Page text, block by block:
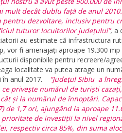
mult decât dublu față de anul
dezvoltare, inclusiv pentru
tuturor locuitorilor județului”, a
au estimate că infrastructura
vor fi amenajați aproape 19.300
disponibile pentru recreere/
localitate va putea atrage un
anul 2017.
”Județul Sibiu a
privește numărul de turiști
și la numărul de înnoptări.
de 1,7 ori, ajungând la aproape
de investiții la nivel
respectiv circa 85%, din suma